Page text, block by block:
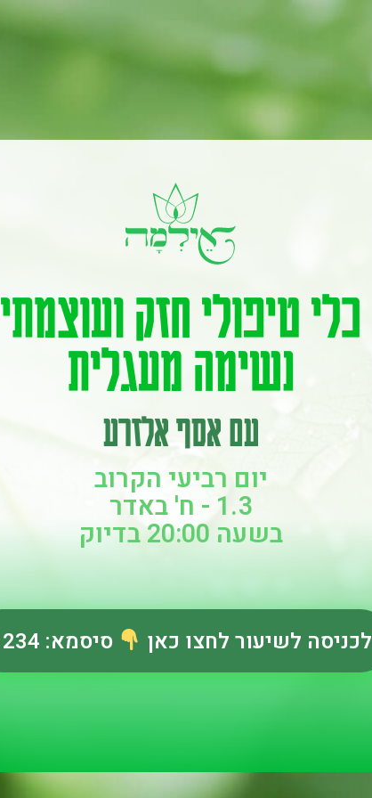
כלי טיפולי חזק ועוצמתי
נשימה מעגלית
עם אסף אלזרע
יום רביעי הקרוב
1.3 - ח' באדר
בשעה 20:00 בדיוק
לכניסה לשיעור לחצו כאן סיסמא: 1234